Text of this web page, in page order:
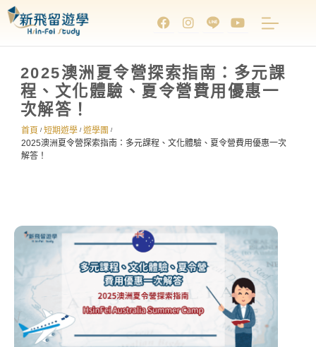
2025澳洲夏令營探索指南：多元課
程、文化體驗、夏令營費用優惠一
次解答！
首頁 / 短期遊學 / 遊學團 /
2025澳洲夏令營探索指南：多元課程、文化體驗、夏令營費用優惠一次
解答！